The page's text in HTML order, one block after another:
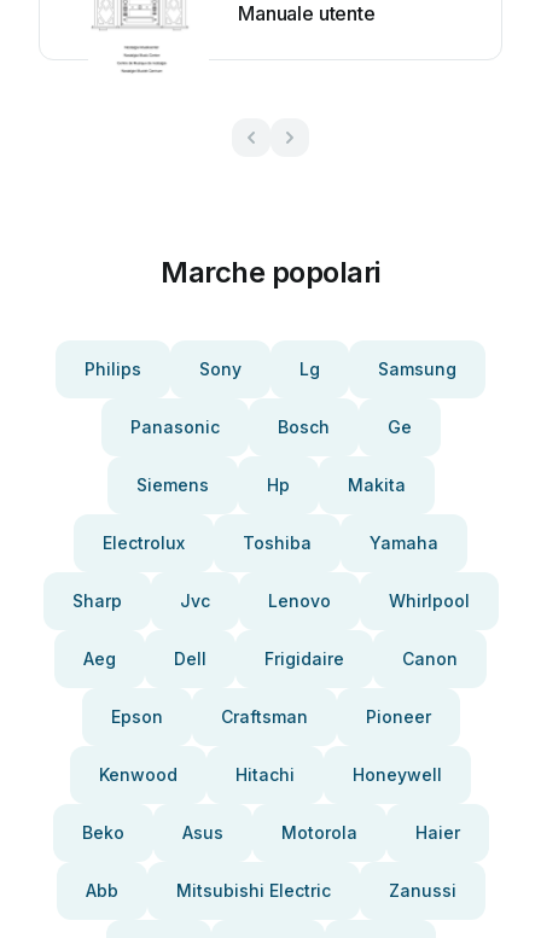
Manuale utente
Marche popolari
Philips Sony Lg Samsung
Panasonic Bosch Ge
Siemens Hp Makita
Electrolux Toshiba Yamaha
Sharp Jvc Lenovo Whirlpool
Aeg Dell Frigidaire Canon
Epson Craftsman Pioneer
Kenwood Hitachi Honeywell
Beko Asus Motorola Haier
Abb Mitsubishi Electric Zanussi